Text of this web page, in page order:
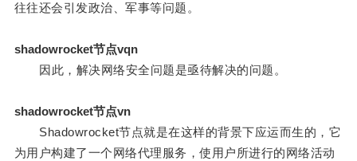
往往还会引发政治、军事等问题。
shadowrocket节点vqn
因此，解决网络安全问题是亟待解决的问题。
shadowrocket节点vn
Shadowrocket节点就是在这样的背景下应运而生的，它
为用户构建了一个网络代理服务，使用户所进行的网络活动